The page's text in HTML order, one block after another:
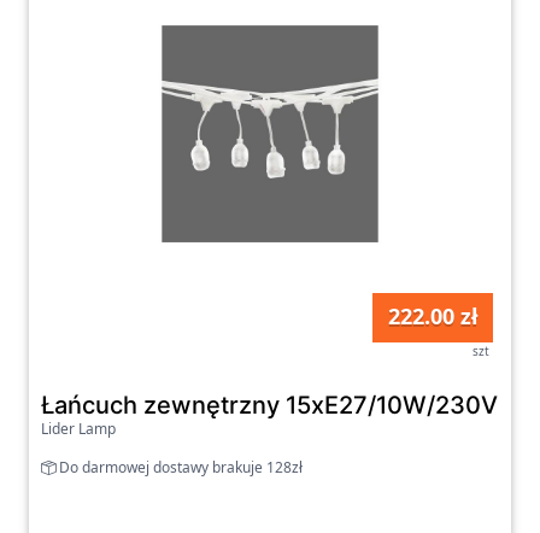
222.00 zł
szt
Łańcuch zewnętrzny 15xE27/10W/230V 15
Lider Lamp
Do darmowej dostawy brakuje 128zł